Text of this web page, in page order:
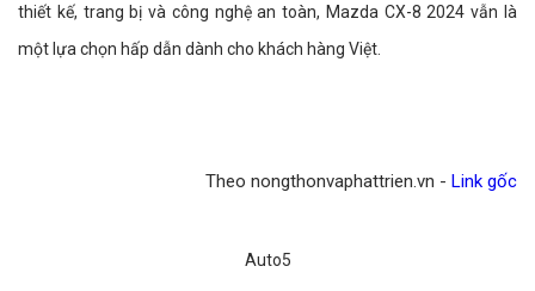
thiết kế, trang bị và công nghệ an toàn, Mazda CX-8 2024 vẫn là
một lựa chọn hấp dẫn dành cho khách hàng Việt.
Theo nongthonvaphattrien.vn - Link gốc
Auto5